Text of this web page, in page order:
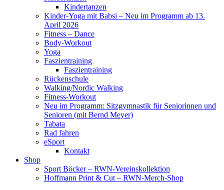
Kindertanzen
Kinder-Yoga mit Babsi – Neu im Programm ab 13.
April 2026
Fitness – Dance
Body-Workout
Yoga
Faszientraining
Faszientraining
Rückenschule
Walking/Nordic Walking
Fitness-Workout
Neu im Programm: Sitzgymnastik für Seniorinnen und
Senioren (mit Bernd Meyer)
Tabata
Rad fahren
eSport
Kontakt
Shop
Sport Böcker – RWN-Vereinskollektion
Hoffmann Print & Cut – RWN-Merch-Shop